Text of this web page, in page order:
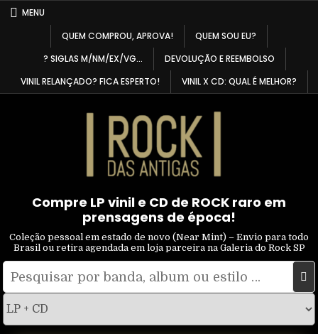
SkipMENU
QUEM COMPROU, APROVA!
QUEM SOU EU?
? SIGLAS M/NM/EX/VG…
DEVOLUÇÃO E REEMBOLSO
VINIL RELANÇADO? FICA ESPERTO!
VINIL X CD: QUAL É MELHOR?
Compre LP vinil e CD de ROCK raro em
prensagens de época!
Coleção pessoal em estado de novo (Near Mint) – Envio para todo
Brasil ou retira agendada em loja parceira na Galeria do Rock SP
Pesquisar
tipo